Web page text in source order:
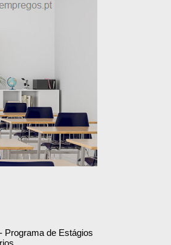
Programa de Estágios